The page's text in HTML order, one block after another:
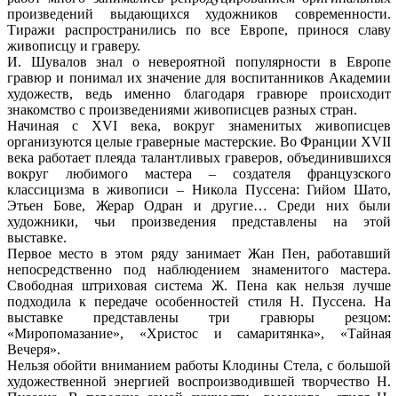
произведений выдающихся художников современности.
Тиражи распространились по все Европе, принося славу
живописцу и граверу.
И. Шувалов знал о невероятной популярности в Европе
гравюр и понимал их значение для воспитанников Академии
художеств, ведь именно благодаря гравюре происходит
знакомство с произведениями живописцев разных стран.
Начиная с XVI века, вокруг знаменитых живописцев
организуются целые граверные мастерские. Во Франции XVII
века работает плеяда талантливых граверов, объединившихся
вокруг любимого мастера – создателя французского
классицизма в живописи – Никола Пуссена: Гийом Шато,
Этьен Бове, Жерар Одран и другие… Среди них были
художники, чьи произведения представлены на этой
выставке.
Первое место в этом ряду занимает Жан Пен, работавший
непосредственно под наблюдением знаменитого мастера.
Свободная штриховая система Ж. Пена как нельзя лучше
подходила к передаче особенностей стиля Н. Пуссена. На
выставке представлены три гравюры резцом:
«Миропомазание», «Христос и самаритянка», «Тайная
Вечеря».
Нельзя обойти вниманием работы Клодины Стела, с большой
художественной энергией воспроизводившей творчество Н.